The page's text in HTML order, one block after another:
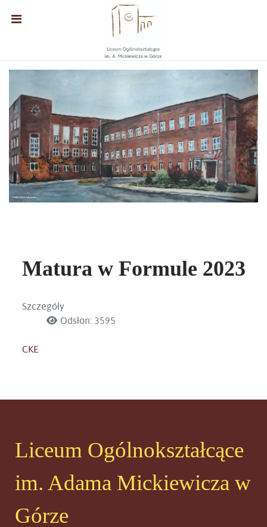
Matura w Formule 2023
Szczegóły
Odsłon: 3595
CKE
Liceum Ogólnokształcące
im. Adama Mickiewicza w
Górze